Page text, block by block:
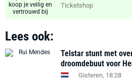
Ticketshop
Lees ook:
Telstar stunt met
droomdebuut voor
Gisteren, 18:28